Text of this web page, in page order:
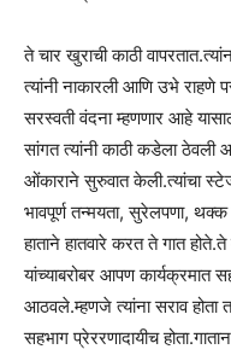
ते चार खुराची काठी
त्यांनी नाकारली आणि उभे
सरस्वती वंदना म्हणणार आहे
सांगत त्यांनी काठी कडेला
ओंकाराने सुरुवात केली.त्यांचा
भावपूर्ण तन्मयता, सुरेलपणा, थक्क
हाताने हातवारे करत ते गात
यांच्याबरोबर आपण कार्यक्रमात
आठवले.म्हणजे त्यांना सराव होता
सहभाग प्रेररणादायीच